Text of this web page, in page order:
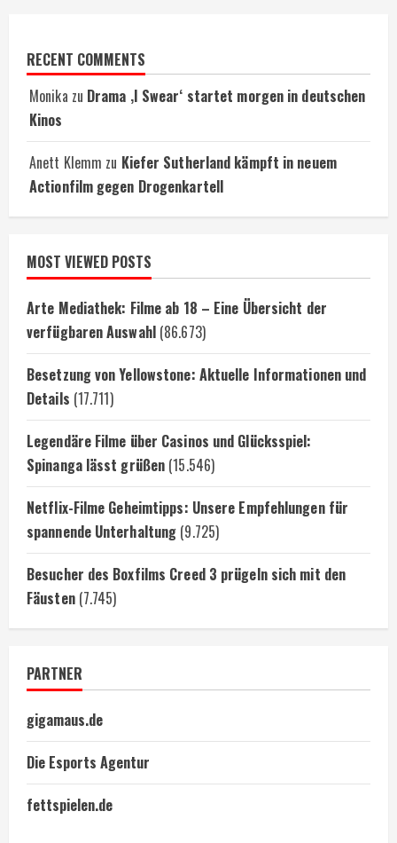
RECENT COMMENTS
Monika zu Drama ‚I Swear‘ startet morgen in deutschen
Kinos
Anett Klemm zu Kiefer Sutherland kämpft in neuem
Actionfilm gegen Drogenkartell
MOST VIEWED POSTS
Arte Mediathek: Filme ab 18 – Eine Übersicht der
verfügbaren Auswahl (86.673)
Besetzung von Yellowstone: Aktuelle Informationen und
Details (17.711)
Legendäre Filme über Casinos und Glücksspiel:
Spinanga lässt grüßen (15.546)
Netflix-Filme Geheimtipps: Unsere Empfehlungen für
spannende Unterhaltung (9.725)
Besucher des Boxfilms Creed 3 prügeln sich mit den
Fäusten (7.745)
PARTNER
gigamaus.de
Die Esports Agentur
fettspielen.de